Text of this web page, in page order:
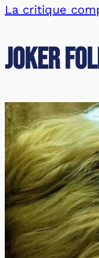
La critique
Joker